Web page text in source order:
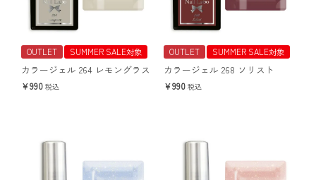
OUTLET SUMMER SALE対象
カラージェル 264 レモングラス
990 税込
OUTLET SUMMER SALE対象
カラージェル 268 ソリスト
990 税込